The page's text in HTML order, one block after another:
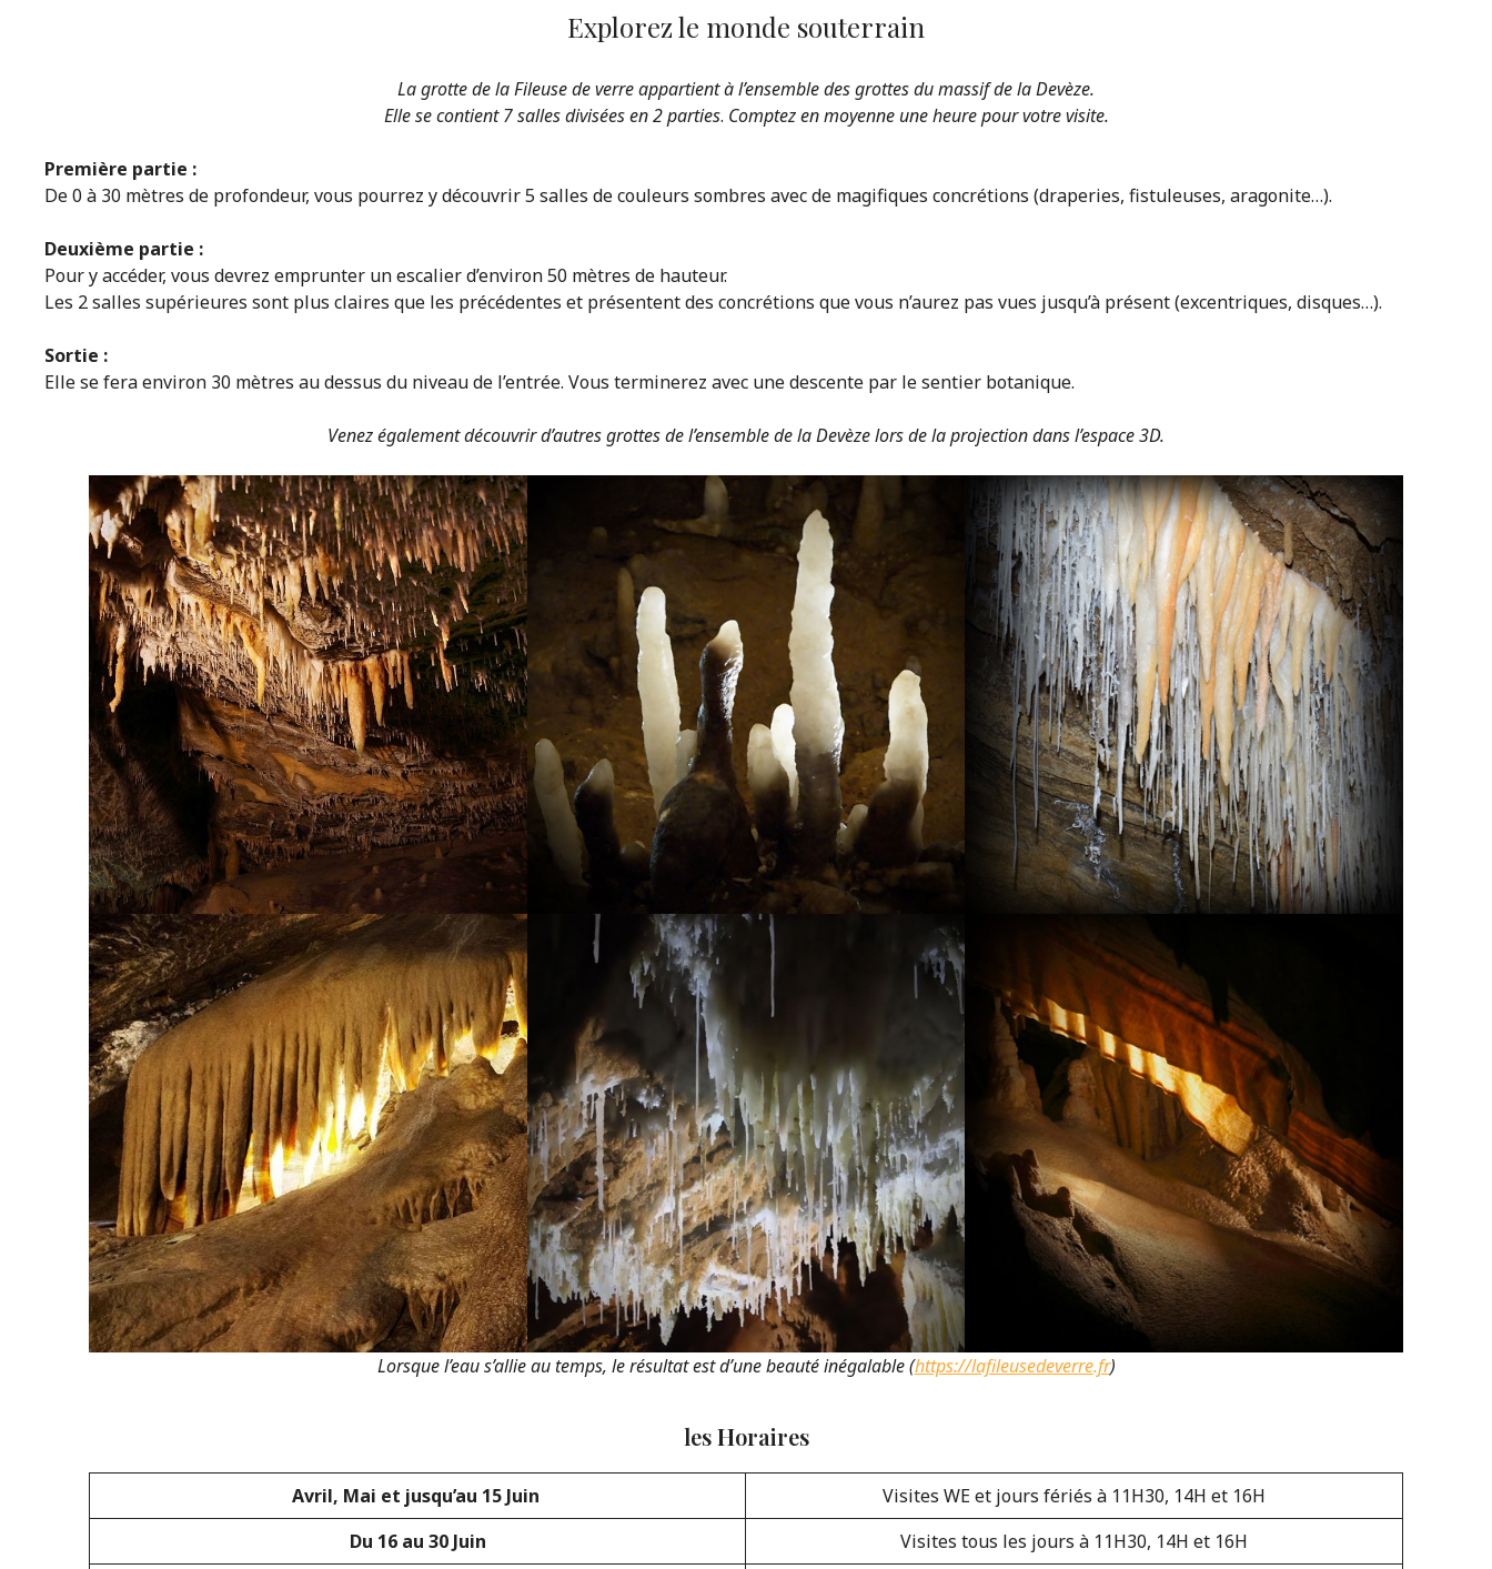
Explorez le monde souterrain
La grotte de la Fileuse de verre appartient à l’ensemble des grottes du massif de la Devèze.
Elle se contient 7 salles divisées en 2 parties. Comptez en moyenne une heure pour votre visite.
Première partie :
De 0 à 30 mètres de profondeur, vous pourrez y découvrir 5 salles de couleurs sombres avec de magifiques concrétions (draperies, fistuleuses, aragonite…).
Deuxième partie :
Pour y accéder, vous devrez emprunter un escalier d’environ 50 mètres de hauteur.
Les 2 salles supérieures sont plus claires que les précédentes et présentent des concrétions que vous n’aurez pas vues jusqu’à présent (excentriques, disques…).
Sortie :
Elle se fera environ 30 mètres au dessus du niveau de l’entrée. Vous terminerez avec une descente par le sentier botanique.
Venez également découvrir d’autres grottes de l’ensemble de la Devèze lors de la projection dans l’espace 3D.
Lorsque l’eau s’allie au temps, le résultat est d’une beauté inégalable (https://lafileusedeverre.fr)
lesHoraires
Avril, Mai et jusqu’au 15 Juin
Visites WE et jours fériés à 11H30, 14H et 16H
Du 16 au 30 Juin
Visites tous les jours à 11H30, 14H et 16H